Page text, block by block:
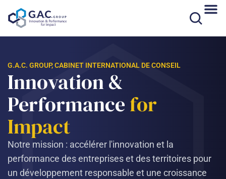
au
G.A.C. GROUP, CABINET INTERNATIONAL DE CONSEIL
Innovation &
Performance for
Impact
Notre mission : accélérer l'innovation et la
performance des entreprises et des territoires pour
un développement responsable et une croissance